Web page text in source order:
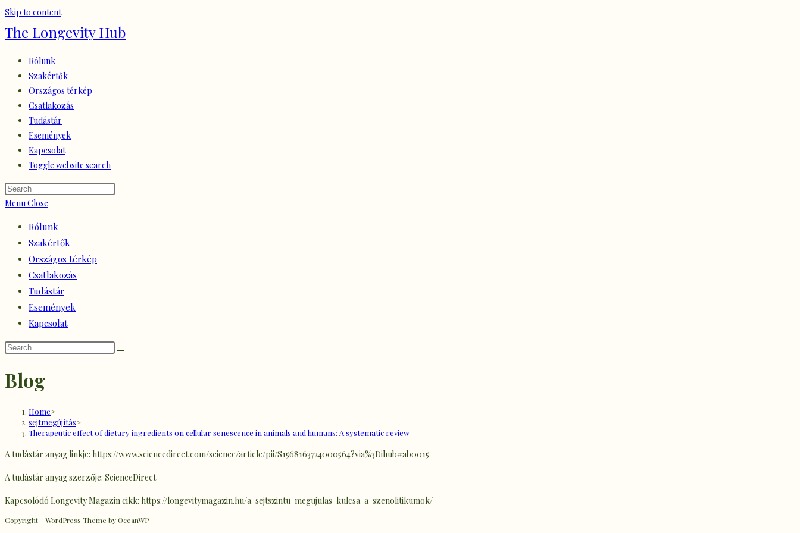
Skip to content
The Longevity Hub
Rólunk
Szakértők
Országos térkép
Csatlakozás
Tudástár
Események
Kapcsolat
Toggle website search
MenuClose
Rólunk
Szakértők
Országos térkép
Csatlakozás
Tudástár
Események
Kapcsolat
Blog
Home>
sejtmegújítás>
Therapeutic effect of dietary ingredients on cellular senescence in animals and humans: A systematic review
A tudástár anyag linkje: https://www.sciencedirect.com/science/article/pii/S1568163724000564?via%3Dihub#ab0015
A tudástár anyag szerzője: ScienceDirect
Kapcsolódó Longevity Magazin cikk: https://longevitymagazin.hu/a-sejtszintu-megujulas-kulcsa-a-szenolitikumok/
Copyright - WordPress Theme by OceanWP